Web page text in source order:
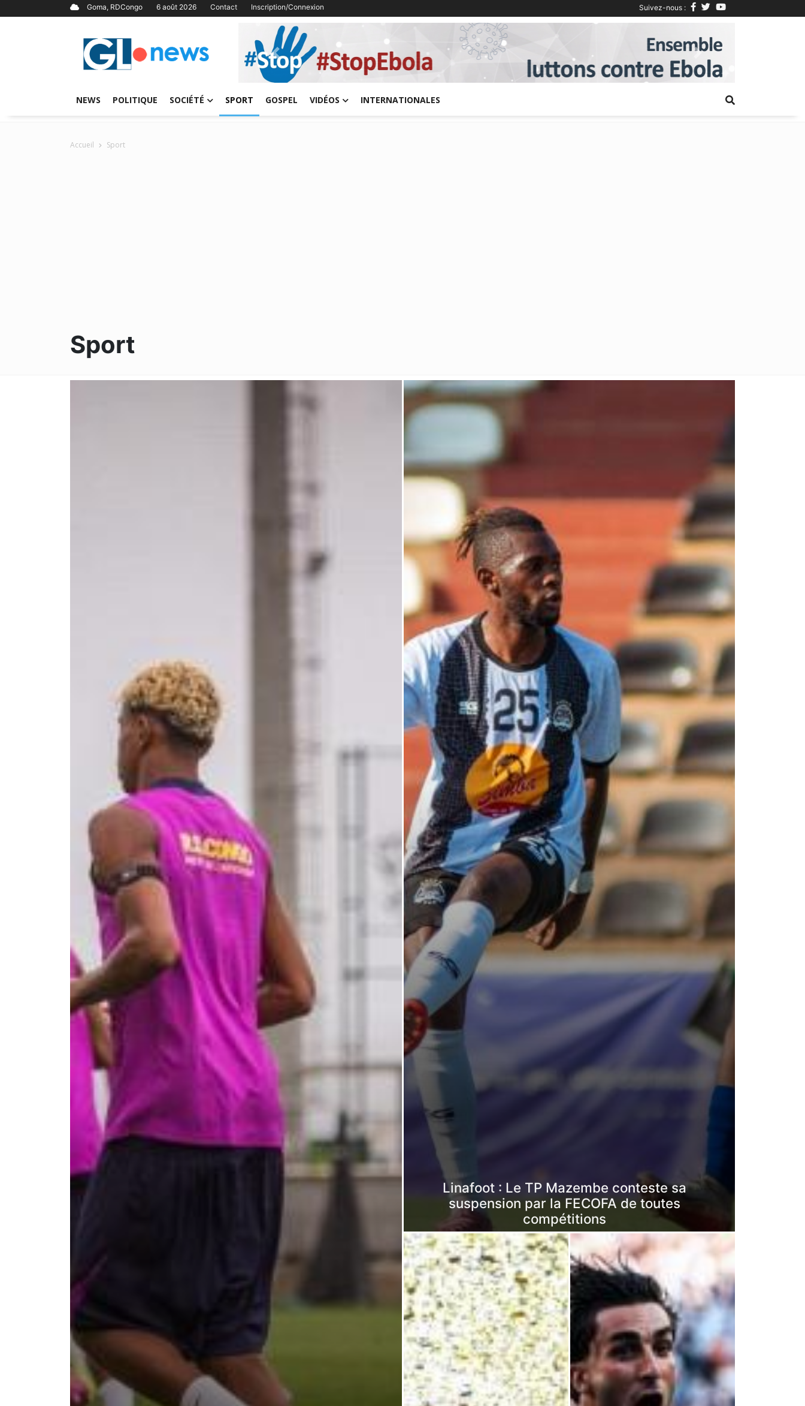
Goma, RDCongo 6 août 2026 Contact Inscription/Connexion Suivez-nous :
Previous Next
NEWS POLITIQUE SOCIÉTÉ SPORT GOSPEL VIDÉOS INTERNATIONALES
Accueil Sport
Sport
Linafoot : Le TP Mazembe conteste sa
suspension par la FECOFA de toutes
compétitions